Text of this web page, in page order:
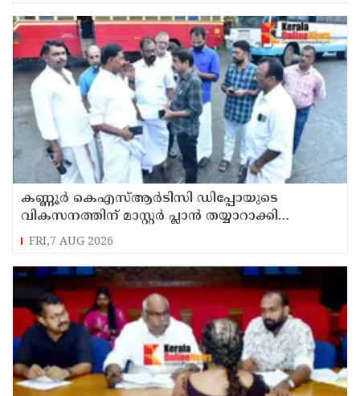
കണ്ണൂർ കെഎസ്ആർടിസി ഡിപ്പോയുടെ
വികസനത്തിന് മാസ്റ്റർ പ്ലാൻ തയ്യാറാക്കി
സമർപ്പിക്കും : ടി ഒ മോഹനൻ എം എൽ എ
FRI,7 AUG 2026